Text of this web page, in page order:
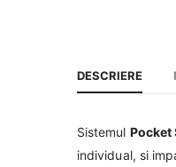
DESCRIERE
Sistemul Pocket
individual, si